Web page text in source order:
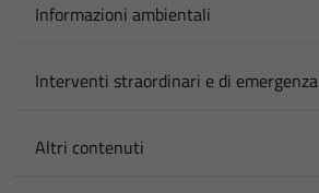
Informazioni ambientali
Interventi straordinari e di emergenza
Altri contenuti